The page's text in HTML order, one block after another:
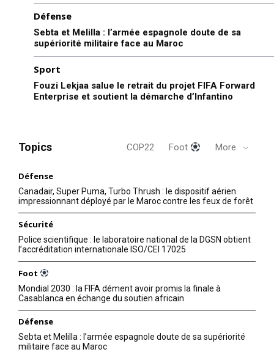
Défense
Sebta et Melilla : l’armée espagnole doute de sa
supériorité militaire face au Maroc
Sport
Fouzi Lekjaa salue le retrait du projet FIFA Forward
Enterprise et soutient la démarche d’Infantino
Topics COP22 Foot More
Défense
Canadair, Super Puma, Turbo Thrush : le dispositif aérien
impressionnant déployé par le Maroc contre les feux de forêt
Sécurité
Police scientifique : le laboratoire national de la DGSN obtient
l’accréditation internationale ISO/CEI 17025
Foot
Mondial 2030 : la FIFA dément avoir promis la finale à
Casablanca en échange du soutien africain
Défense
Sebta et Melilla : l’armée espagnole doute de sa supériorité
militaire face au Maroc